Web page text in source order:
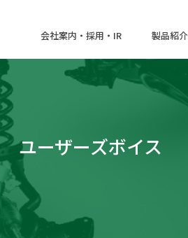
会社案内・採用・IR 製品紹介
ユーザーズボイス